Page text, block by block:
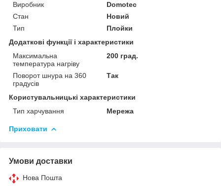
Виробник
Domotec
Стан
Новий
Тип
Плойки
Додаткові функції і характеристики
Максимальна
температура нагріву
200 град.
Поворот шнура на 360
градусів
Так
Користувальницькі характеристики
Тип харчування
Мережа
Приховати
Умови доставки
Нова Пошта